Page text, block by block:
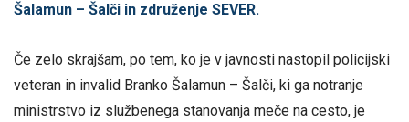
Šalamun – Šalči in združenje SEVER.
Če zelo skrajšam, po tem, ko je v javnosti nastopil policijski
veteran in invalid Branko Šalamun – Šalči, ki ga notranje
ministrstvo iz službenega stanovanja meče na cesto, je